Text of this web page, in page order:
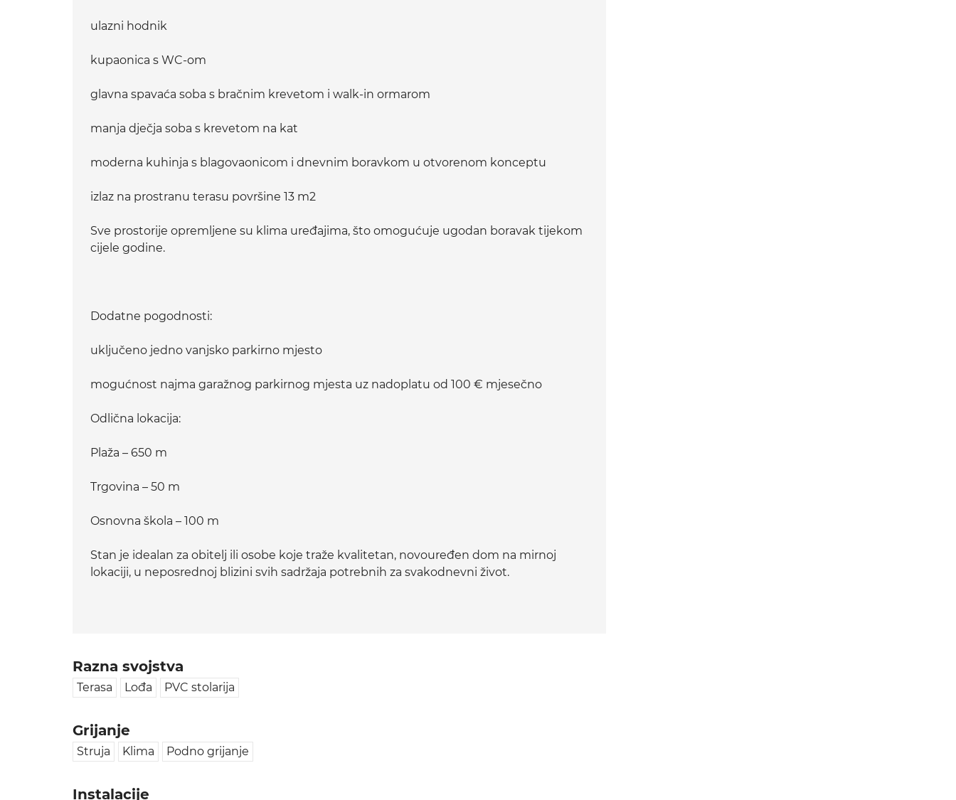
ulazni hodnik
kupaonica s WC-om
glavna spavaća soba s bračnim krevetom i walk-in ormarom
manja dječja soba s krevetom na kat
moderna kuhinja s blagovaonicom i dnevnim boravkom u otvorenom konceptu
izlaz na prostranu terasu površine 13 m2
Sve prostorije opremljene su klima uređajima, što omogućuje ugodan boravak tijekom
cijele godine.
Dodatne pogodnosti:
uključeno jedno vanjsko parkirno mjesto
mogućnost najma garažnog parkirnog mjesta uz nadoplatu od 100 € mjesečno
Odlična lokacija:
Plaža – 650 m
Trgovina – 50 m
Osnovna škola – 100 m
Stan je idealan za obitelj ili osobe koje traže kvalitetan, novouređen dom na mirnoj
lokaciji, u neposrednoj blizini svih sadržaja potrebnih za svakodnevni život.
Razna svojstva
Terasa Lođa PVC stolarija
Grijanje
Struja Klima Podno grijanje
Instalacije